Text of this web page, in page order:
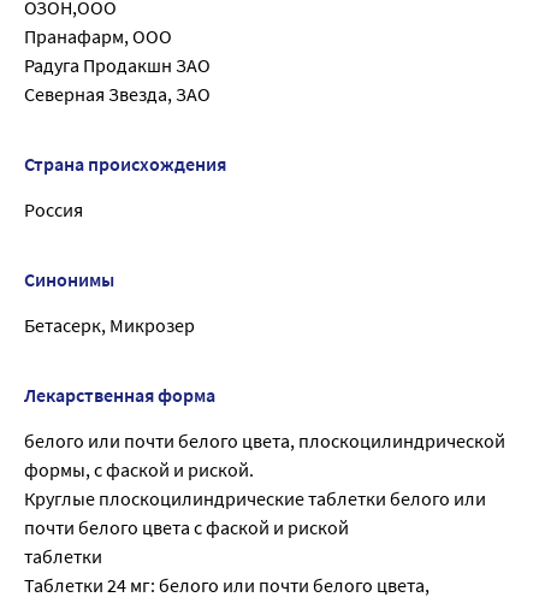
ОЗОН,ООО
Пранафарм, ООО
Радуга Продакшн ЗАО
Северная Звезда, ЗАО
Страна происхождения
Россия
Синонимы
Бетасерк, Микрозер
Лекарственная форма
белого или почти белого цвета, плоскоцилиндрической
формы, с фаской и риской.
Круглые плоскоцилиндрические таблетки белого или
почти белого цвета с фаской и риской
таблетки
Таблетки 24 мг: белого или почти белого цвета,